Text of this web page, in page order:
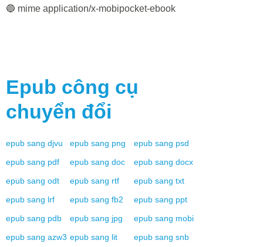
🔵 mime application/x-mobipocket-ebook
Epub công cụ
chuyển đổi
epub sang djvu epub sang png epub sang psd
epub sang pdf epub sang doc epub sang docx
epub sang odt epub sang rtf epub sang txt
epub sang lrf epub sang fb2 epub sang ppt
epub sang pdb epub sang jpg epub sang mobi
epub sang azw3 epub sang lit epub sang snb